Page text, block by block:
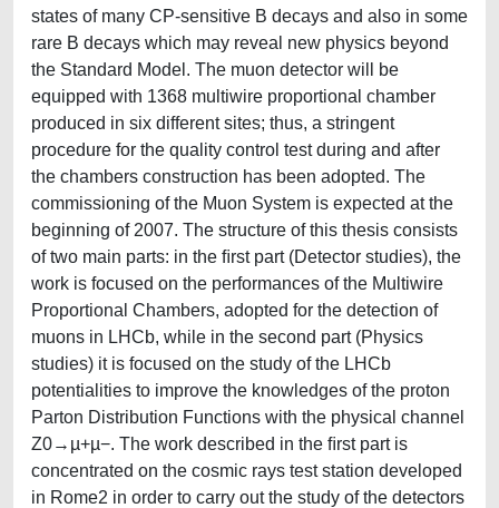
states of many CP-sensitive B decays and also in some
rare B decays which may reveal new physics beyond
the Standard Model. The muon detector will be
equipped with 1368 multiwire proportional chamber
produced in six different sites; thus, a stringent
procedure for the quality control test during and after
the chambers construction has been adopted. The
commissioning of the Muon System is expected at the
beginning of 2007. The structure of this thesis consists
of two main parts: in the ﬁrst part (Detector studies), the
work is focused on the performances of the Multiwire
Proportional Chambers, adopted for the detection of
muons in LHCb, while in the second part (Physics
studies) it is focused on the study of the LHCb
potentialities to improve the knowledges of the proton
Parton Distribution Functions with the physical channel
Z0→µ+µ−. The work described in the ﬁrst part is
concentrated on the cosmic rays test station developed
in Rome2 in order to carry out the study of the detectors